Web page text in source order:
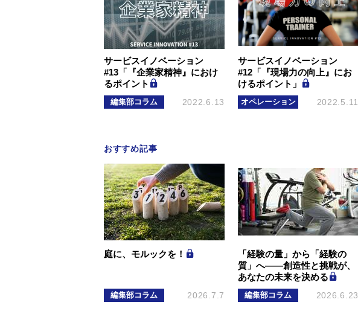
サービスイノベーション
#13「『企業家精神』におけ
るポイント
編集部コラム 2022.6.13
サービスイノベーション
#12「『現場力の向上』にお
けるポイント」
オペレーション 2022.5.11
おすすめ記事
庭に、モルックを！
編集部コラム 2026.7.7
「経験の量」から「経験の
質」へ――創造性と挑戦が、
あなたの未来を決める
編集部コラム 2026.6.23